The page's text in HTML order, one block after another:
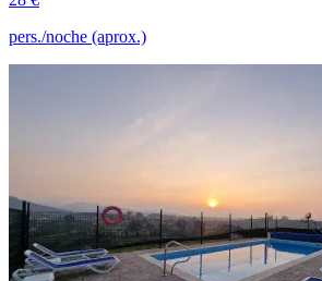
pers./noche (aprox.)